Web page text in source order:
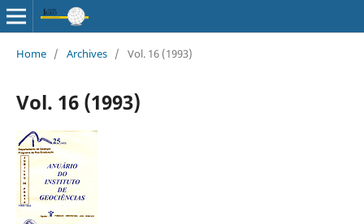
Home / Archives / Vol. 16 (1993)
Vol. 16 (1993)